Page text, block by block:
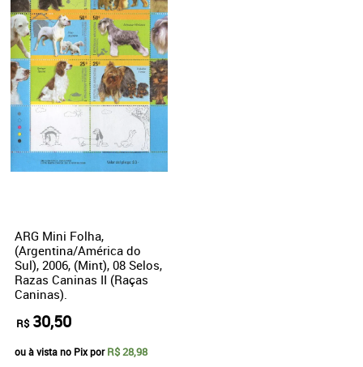
ARG Mini Folha,
(Argentina/América do
Sul), 2006, (Mint), 08 Selos,
Razas Caninas II (Raças
Caninas).
R$ 30,50
ou à vista no Pix porR$ 28,98